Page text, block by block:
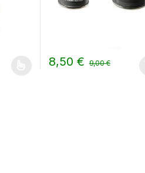
8,50 € 9,00€